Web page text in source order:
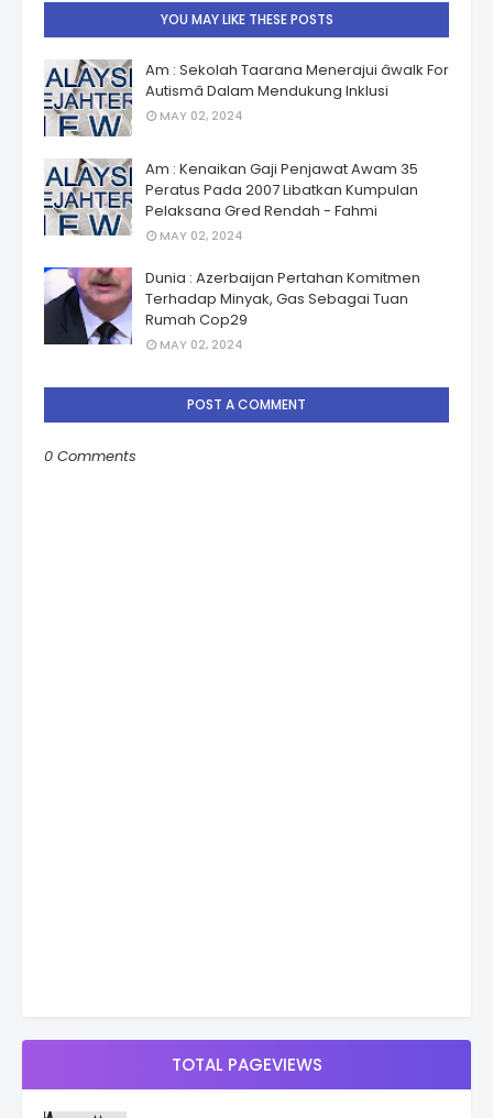
YOU MAY LIKE THESE POSTS
Am : Sekolah Taarana Menerajui âwalk For
Autismâ Dalam Mendukung Inklusi
MAY 02, 2024
Am : Kenaikan Gaji Penjawat Awam 35
Peratus Pada 2007 Libatkan Kumpulan
Pelaksana Gred Rendah - Fahmi
MAY 02, 2024
Dunia : Azerbaijan Pertahan Komitmen
Terhadap Minyak, Gas Sebagai Tuan
Rumah Cop29
MAY 02, 2024
POST A COMMENT
0 Comments
TOTAL PAGEVIEWS